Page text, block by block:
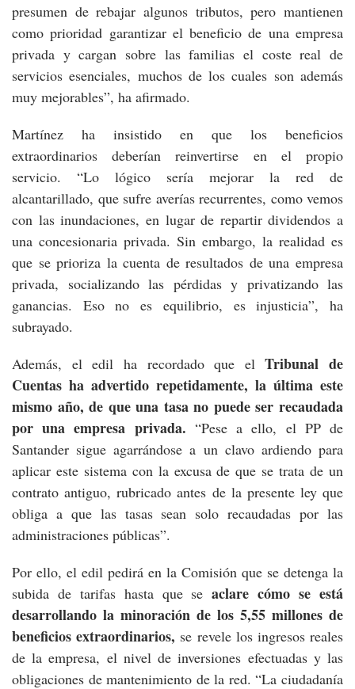
presumen de rebajar algunos tributos, pero mantienen
como prioridad garantizar el beneficio de una empresa
privada y cargan sobre las familias el coste real de
servicios esenciales, muchos de los cuales son además
muy mejorables”, ha afirmado.
Martínez ha insistido en que los beneficios
extraordinarios deberían reinvertirse en el propio
servicio. “Lo lógico sería mejorar la red de
alcantarillado, que sufre averías recurrentes, como vemos
con las inundaciones, en lugar de repartir dividendos a
una concesionaria privada. Sin embargo, la realidad es
que se prioriza la cuenta de resultados de una empresa
privada, socializando las pérdidas y privatizando las
ganancias. Eso no es equilibrio, es injusticia”, ha
subrayado.
Además, el edil ha recordado que elTribunal de
Cuentas ha advertido repetidamente, la última este
mismo año, de que una tasa no puede ser recaudada
por una empresa privada. “Pese a ello, el PP de
Santander sigue agarrándose a un clavo ardiendo para
aplicar este sistema con la excusa de que se trata de un
contrato antiguo, rubricado antes de la presente ley que
obliga a que las tasas sean solo recaudadas por las
administraciones públicas”.
Por ello, el edil pedirá en la Comisión que se detenga la
subida de tarifas hasta que seaclare cómo se está
desarrollando la minoración de los 5,55 millones de
beneficios extraordinarios, se revele los ingresos reales
de la empresa, el nivel de inversiones efectuadas y las
obligaciones de mantenimiento de la red. “La ciudadanía